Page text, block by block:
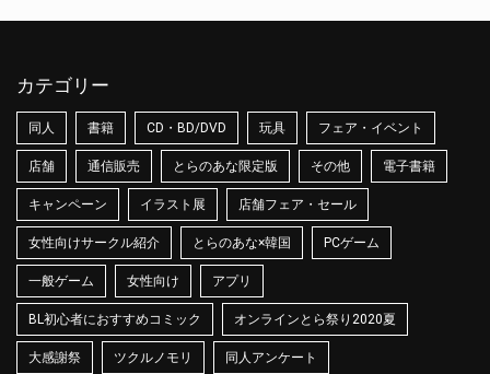
カテゴリー
同人 書籍 CD・BD/DVD 玩具 フェア・イベント
店舗 通信販売 とらのあな限定版 その他 電子書籍
キャンペーン イラスト展 店舗フェア・セール
女性向けサークル紹介 とらのあな×韓国 PCゲーム
一般ゲーム 女性向け アプリ
BL初心者におすすめコミック オンラインとら祭り2020夏
大感謝祭 ツクルノモリ 同人アンケート